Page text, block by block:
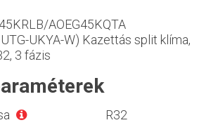
AOEG45KQTA
UKYA-W) Kazettás split klíma,
3 fázis
R32